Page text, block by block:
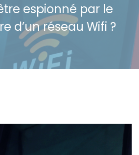
espionné par le
d’un réseau Wifi ?